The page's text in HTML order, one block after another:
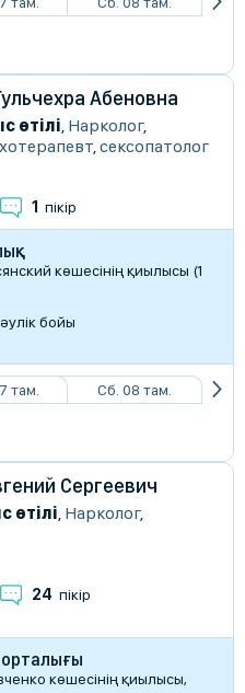
Абеновна
өтілі, Нарколог,
,сексопатолог
1 пікір
көшесінің қиылысы (1
бойы
там. Сб. 08 там.
Сергеевич
өтілі, Нарколог,
24 пікір
орталығы
көшесінің қиылысы,